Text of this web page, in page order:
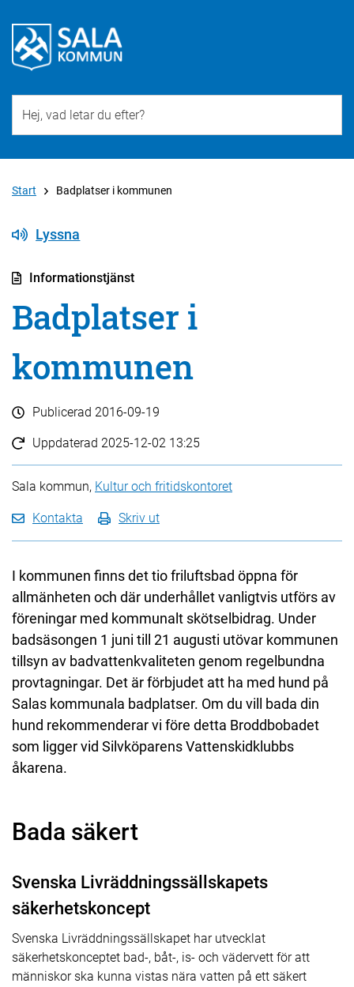
Start Badplatser i kommunen
Lyssna
Informationstjänst
Badplatser i
kommunen
Publicerad 2016-09-19
Uppdaterad 2025-12-02 13:25
Sala kommun, Kultur och fritidskontoret
Kontakta Skriv ut
I kommunen finns det tio friluftsbad öppna för
allmänheten och där underhållet vanligtvis utförs av
föreningar med kommunalt skötselbidrag. Under
badsäsongen 1 juni till 21 augusti utövar kommunen
tillsyn av badvattenkvaliteten genom regelbundna
provtagningar. Det är förbjudet att ha med hund på
Salas kommunala badplatser. Om du vill bada din
hund rekommenderar vi före detta Broddbobadet
som ligger vid Silvköparens Vattenskidklubbs
åkarena.
Bada säkert
Svenska Livräddningssällskapets
säkerhetskoncept
Svenska Livräddningssällskapet har utvecklat
säkerhetskonceptet bad-, båt-, is- och vädervett för att
människor ska kunna vistas nära vatten på ett säkert